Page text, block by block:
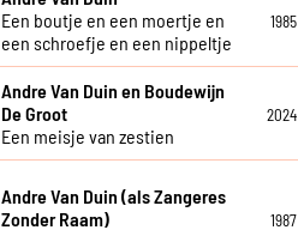
Een boutje en een moertje en
een schroefje en een nippeltje
1985
Andre Van Duin en Boudewijn
De Groot
Een meisje van zestien
2024
Andre Van Duin (als Zangeres
Zonder Raam)
1987